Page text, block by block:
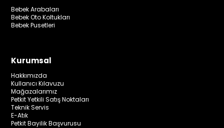
Bebek Arabaları
Bebek Oto Koltukları
Bebek Pusetleri
Kurumsal
Hakkımızda
Kullanıcı Kılavuzu
Mağazalarımız
Petkit Yetkili Satış Noktaları
Teknik Servis
E-Atık
Petkit Bayilik Başvurusu